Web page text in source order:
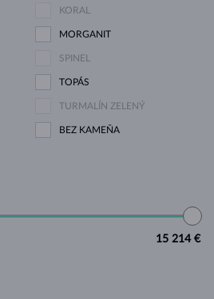
KORAL
MORGANIT
SPINEL
TOPÁS
TURMALÍN ZELENÝ
BEZ KAMEŇA
15 214 €